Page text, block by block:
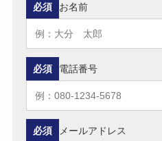
お名前
必須
電話番号
必須
メールアドレス
必須